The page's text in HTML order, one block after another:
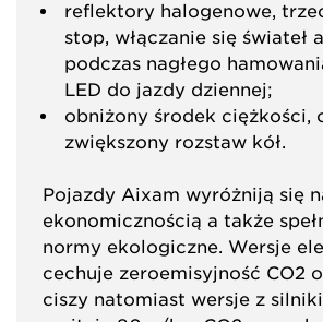
reflektory halogenowe,
stop, włączanie się świateł
podczas nagłego
LED do jazdy dziennej;
obniżony środek ciężkości,
zwiększony rozstaw kół.
Pojazdy Aixam wyróżniją się
ekonomicznością a także
normy ekologiczne. Wersje
cechuje zeroemisyjność CO2
ciszy natomiast wersje z